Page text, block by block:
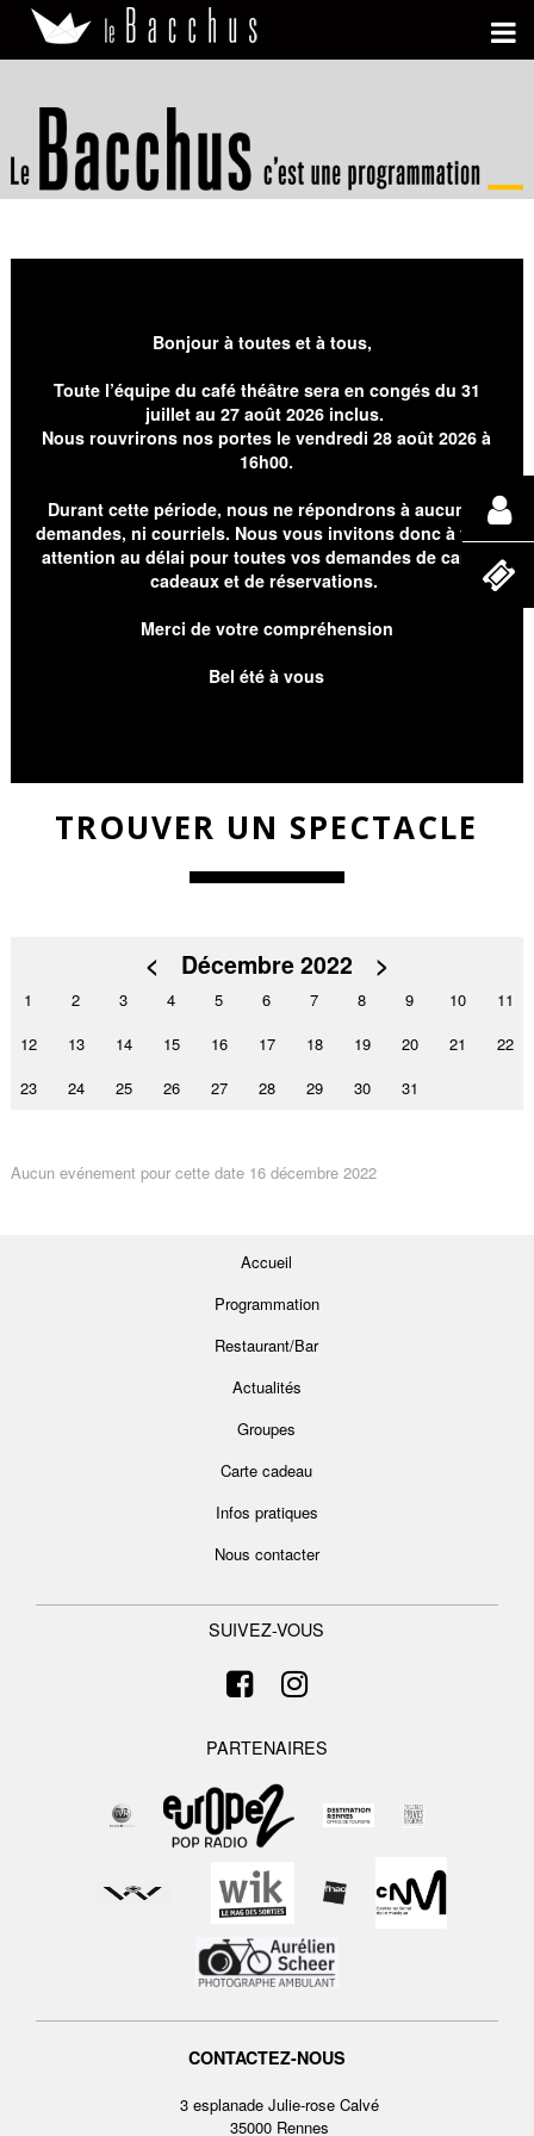
Bonjour à toutes et à tous,
Toute l’équipe du café théâtre sera en congés du 31
juillet au 27 août 2026 inclus.
Nous rouvrirons nos portes le vendredi 28 août 2026 à
16h00.
Durant cette période, nous ne répondrons à aucunes
demandes, ni courriels. Nous vous invitons donc à faire
attention au délai pour toutes vos demandes de cartes
cadeaux et de réservations.
Merci de votre compréhension
Bel été à vous
TROUVER UN SPECTACLE
< Décembre 2022 >
1 2 3 4 5 6 7 8 9 10
11
12
13 14 15 16 17 18 19 20 21
22
23
24 25 26 27 28 29 30 31
Aucun evénement pour cette date 16 décembre 2022
Accueil
Programmation
Restaurant/Bar
Actualités
Groupes
Carte cadeau
Infos pratiques
Nous contacter
SUIVEZ-VOUS
PARTENAIRES
CONTACTEZ-NOUS
3 esplanade Julie-rose Calvé
35000 Rennes